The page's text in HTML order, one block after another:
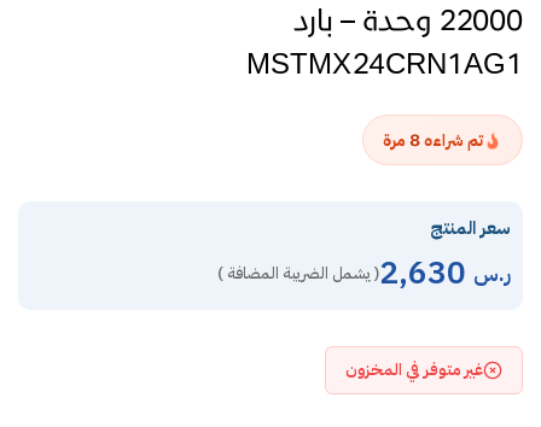
22000 وحدة – بارد
MSTMX24CRN1AG1
تم شراءه8مرة
سعر المنتج
ر.س ( يشمل الضريبة المضافة )
غير متوفر في المخزون